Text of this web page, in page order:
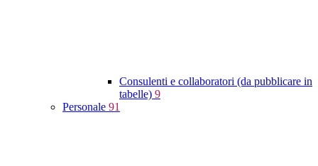
Consulenti e collaboratori (da pubblicare in
tabelle) 9
Personale 91